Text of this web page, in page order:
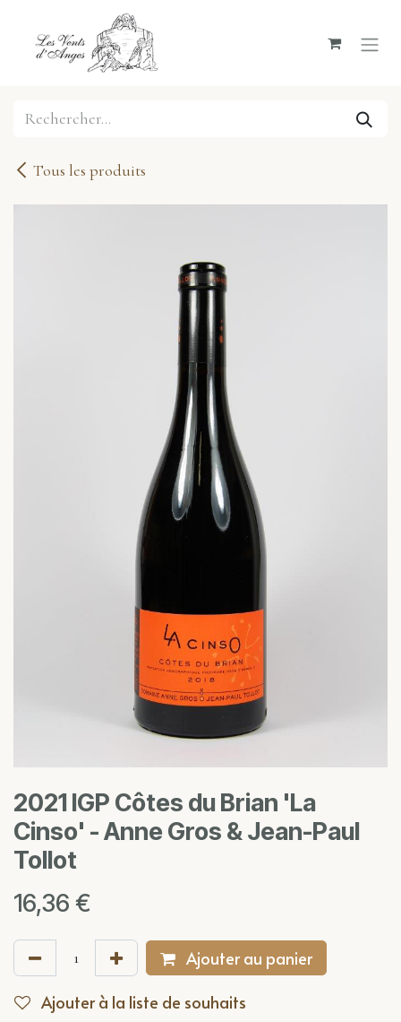
Se rendre au contenu
Tous les produits
2021 IGP Côtes du Brian 'La
Cinso' - Anne Gros & Jean-Paul
Tollot
16,36 €
Ajouter au panier
Ajouter à la liste de souhaits